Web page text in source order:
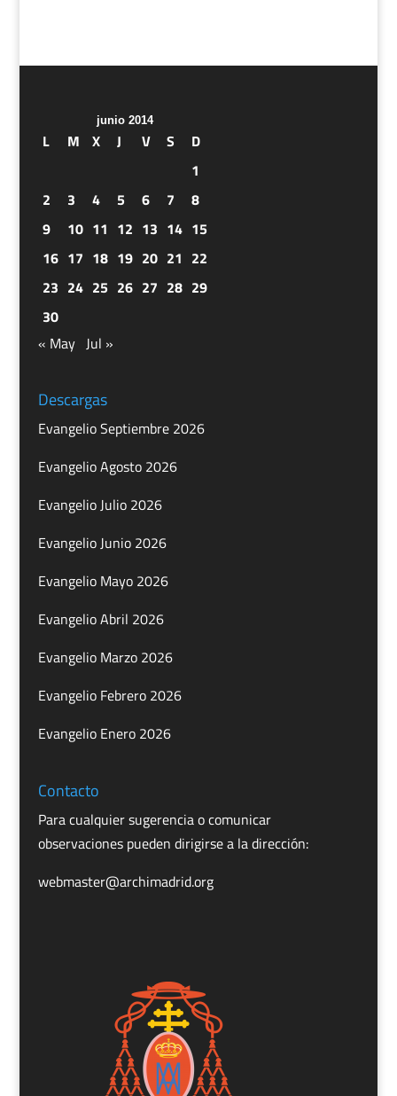
junio 2014
L M X J V S
D
1
2
3 4 5 6 7
8
9
10 11 12 13 14 15
16 17 18 19 20 21 22
23 24 25 26 27 28 29
30
« May Jul »
Descargas
Evangelio Septiembre 2026
Evangelio Agosto 2026
Evangelio Julio 2026
Evangelio Junio 2026
Evangelio Mayo 2026
Evangelio Abril 2026
Evangelio Marzo 2026
Evangelio Febrero 2026
Evangelio Enero 2026
Contacto
Para cualquier sugerencia o comunicar
observaciones pueden dirigirse a la dirección:
webmaster@archimadrid.org